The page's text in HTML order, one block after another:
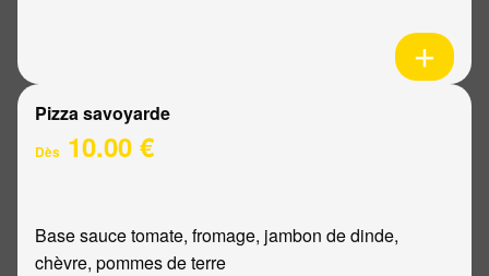
Pizza savoyarde
Dès 10.00 €
Base sauce tomate, fromage, jambon de dinde,
chèvre, pommes de terre